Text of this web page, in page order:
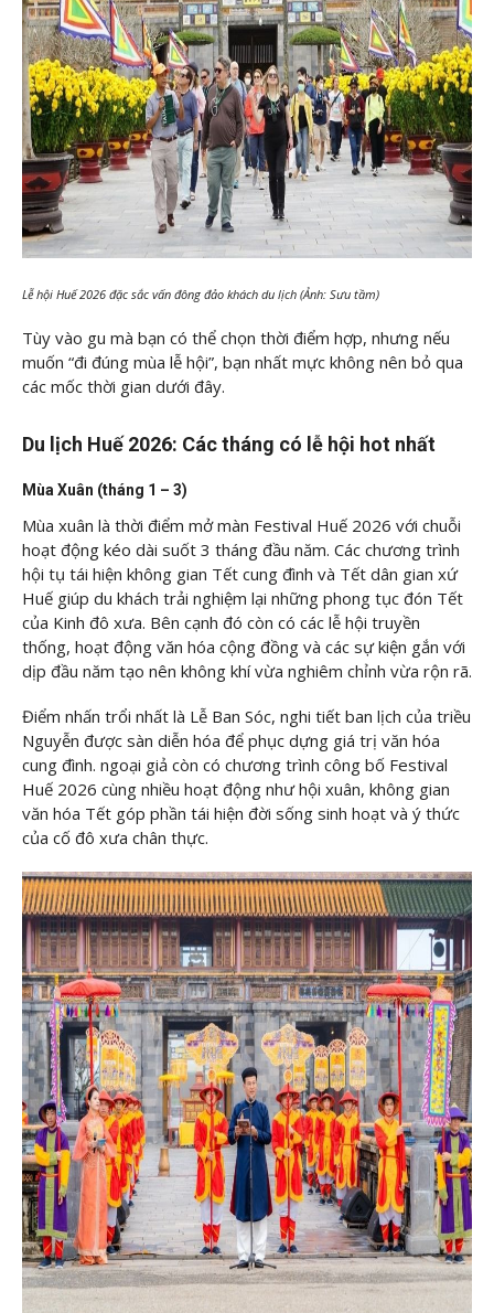
Lễ hội Huế 2026 đặc sắc vấn đông đảo khách du lịch (Ảnh: Sưu tầm)
Tùy vào gu mà bạn có thể chọn thời điểm hợp, nhưng nếu
muốn “đi đúng mùa lễ hội”, bạn nhất mực không nên bỏ qua
các mốc thời gian dưới đây.
Du lịch Huế 2026: Các tháng có lễ hội hot nhất
Mùa Xuân (tháng 1 – 3)
Mùa xuân là thời điểm mở màn Festival Huế 2026 với chuỗi
hoạt động kéo dài suốt 3 tháng đầu năm. Các chương trình
hội tụ tái hiện không gian Tết cung đình và Tết dân gian xứ
Huế giúp du khách trải nghiệm lại những phong tục đón Tết
của Kinh đô xưa. Bên cạnh đó còn có các lễ hội truyền
thống, hoạt động văn hóa cộng đồng và các sự kiện gắn với
dịp đầu năm tạo nên không khí vừa nghiêm chỉnh vừa rộn rã.
Điểm nhấn trổi nhất là Lễ Ban Sóc, nghi tiết ban lịch của triều
Nguyễn được sàn diễn hóa để phục dựng giá trị văn hóa
cung đình. ngoại giả còn có chương trình công bố Festival
Huế 2026 cùng nhiều hoạt động như hội xuân, không gian
văn hóa Tết góp phần tái hiện đời sống sinh hoạt và ý thức
của cố đô xưa chân thực.